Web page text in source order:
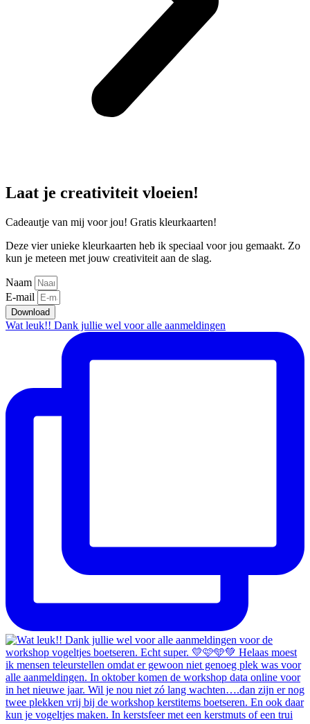
Laat je creativiteit vloeien!
Cadeautje van mij voor jou! Gratis kleurkaarten!
Deze vier unieke kleurkaarten heb ik speciaal voor jou gemaakt. Zo
kun je meteen met jouw creativiteit aan de slag.
Naam
E-mail
Download
Wat leuk!! Dank jullie wel voor alle aanmeldingen